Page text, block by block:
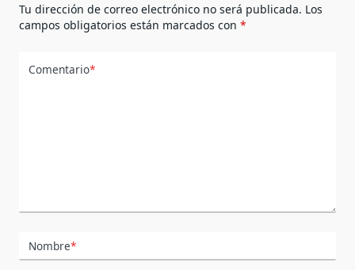
Tu dirección de correo electrónico no será publicada. Los
campos obligatorios están marcados con *
Comentario*
Nombre*